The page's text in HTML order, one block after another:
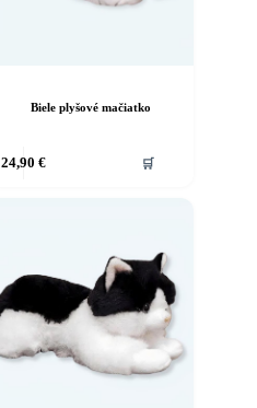
Biele plyšové mačiatko
24,90 € 🛒